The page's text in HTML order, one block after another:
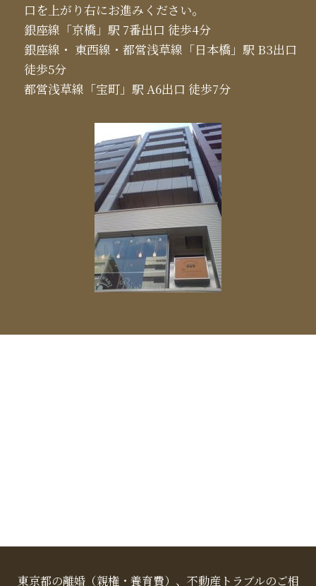
口を上がり右にお進みください。
銀座線「京橋」駅 7番出口 徒歩4分
銀座線・ 東西線・都営浅草線「日本橋」駅 B3出口
徒歩5分
都営浅草線「宝町」駅 A6出口 徒歩7分
東京都の離婚（親権・養育費）、不動産トラブルのご相